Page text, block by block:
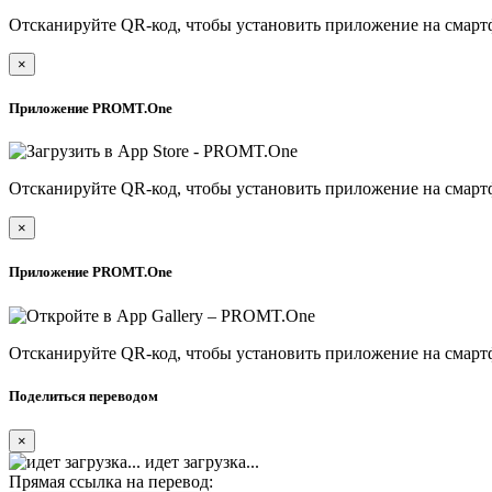
Отсканируйте QR-код, чтобы установить приложение на
×
Приложение PROMT.One
Отсканируйте QR-код, чтобы установить приложение на
×
Приложение PROMT.One
Отсканируйте QR-код, чтобы установить приложение на
Поделиться переводом
×
идет загрузка...
Прямая ссылка на перевод: